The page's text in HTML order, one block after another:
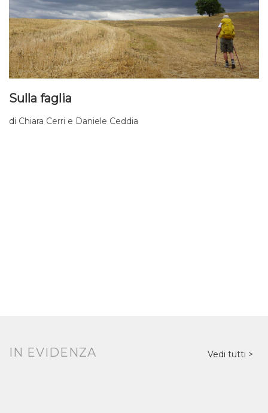
Sulla faglia
di Chiara Cerri e Daniele Ceddia
IN EVIDENZA Vedi tutti